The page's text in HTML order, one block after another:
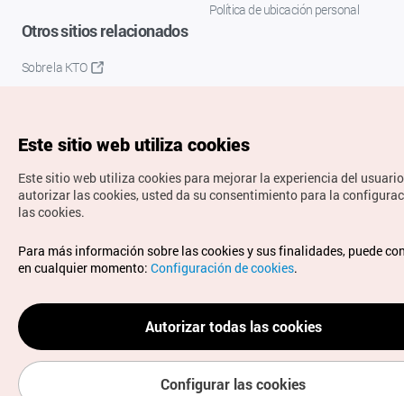
Política de ubicación personal
Otros sitios relacionados
Sobre la KTO
Copyrights © Organización de Turismo de Corea. Todos los
derechos reservados.
Para informes de errores y cuestiones relacionadas con el
sitio web, dirija sus consultas al correoelectrónico oficial:
spanish@knto.or.kr
Este sitio web utiliza cookies
Este sitio web utiliza cookies para mejorar la experiencia del
autorizar las cookies, usted da su consentimiento para la
las cookies.
Para más información sobre las cookies y sus finalidades, puede
en cualquier momento: Configuración de cookies.
Autorizar todas las cookies
Configurar las cookies